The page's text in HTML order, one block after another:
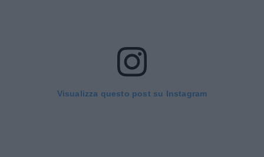
Visualizza questo post su Instagram